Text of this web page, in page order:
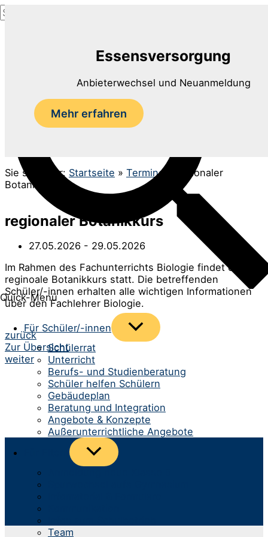
Zum
Inhalt
Suchen
nach:
Quick-Menü
Für Schüler/-innen
Menü
umschalten
Schülerrat
Unterricht
Berufs- und Studienberatung
Schüler helfen Schülern
Gebäudeplan
Beratung und Integration
Angebote & Konzepte
Außerunterrichtliche Angebote
Menü
umschalten
Team
Essensversorgung
Anbieterwechsel und Neuanmeldung
Mehr erfahren
Sie sind hier: Startseite » Termine
regionaler
Botanikkurs
regionaler Botanikkurs
27.05.2026 - 29.05.2026
Im Rahmen des Fachunterrichts Biologie findet der
reginoale Botanikkurs statt. Die betreffenden
Schüler/-innen erhalten alle wichtigen Informationen
über den Fachlehrer Biologie.
Beitrags-
Navigation
zurück
Zur Übersicht
weiter